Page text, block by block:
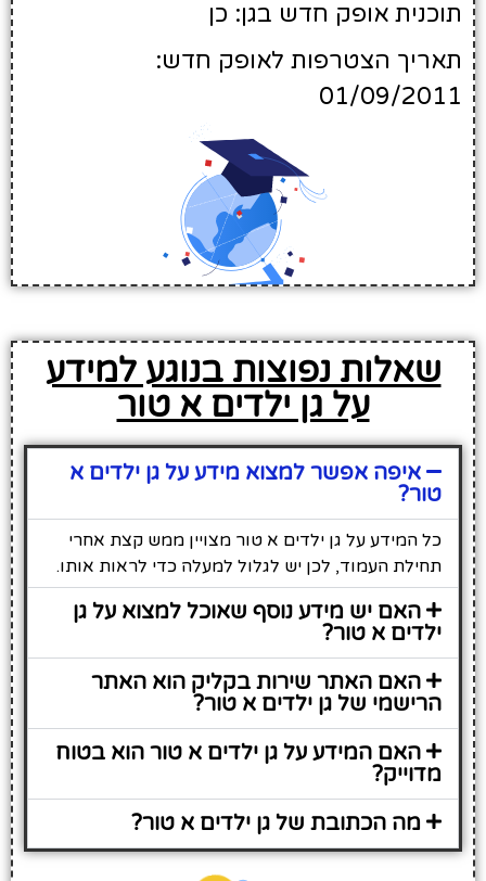
תוכנית אופק חדש בגן: כן
תאריך הצטרפות לאופק חדש:
01/09/2011
שאלות נפוצות בנוגע למידע
על גן ילדים א טור
איפה אפשר למצוא מידע על גן ילדים א
טור?
כל המידע על גן ילדים א טור מצויין ממש קצת אחרי
תחילת העמוד, לכן יש לגלול למעלה כדי לראות אותו.
האם יש מידע נוסף שאוכל למצוא על גן
ילדים א טור?
האם האתר שירות בקליק הוא האתר
הרישמי של גן ילדים א טור?
האם המידע על גן ילדים א טור הוא בטוח
מדוייק?
מה הכתובת של גן ילדים א טור?